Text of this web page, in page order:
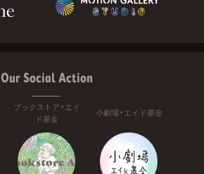
Our Social Action
ブックストア・エイ
ド基金
小劇場・エイド基金